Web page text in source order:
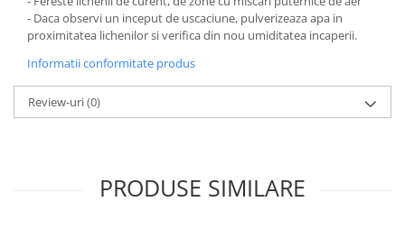
- Daca observi un inceput de uscaciune, pulverizeaza apa in
proximitatea lichenilor si verifica din nou umiditatea incaperii.
Informatii conformitate produs
Review-uri(0)
PRODUSE SIMILARE